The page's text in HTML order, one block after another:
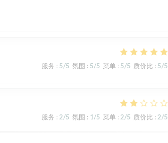
服务 : 5/5 氛围 : 5/5 菜单 : 5/5 质价比 : 5/5
服务 : 2/5 氛围 : 1/5 菜单 : 2/5 质价比 : 2/5